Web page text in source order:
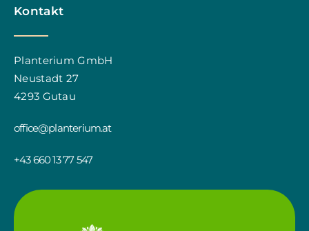
Kontakt
Planterium GmbH
Neustadt 27
4293 Gutau
office@planterium.at
+43 660 13 77 547